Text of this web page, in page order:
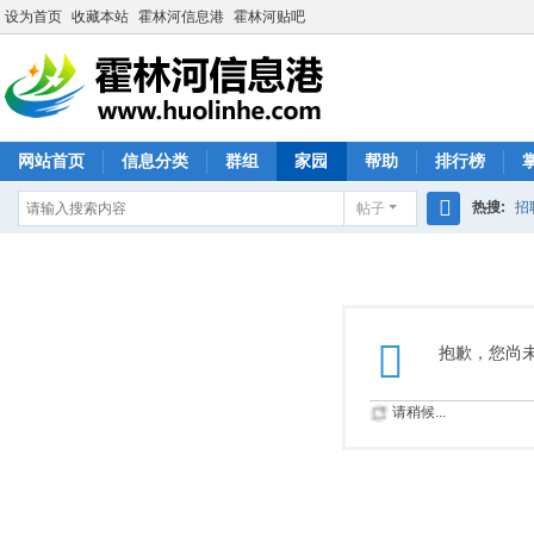
设为首页 收藏本站 霍林河信息港 霍林河贴吧
网站首页 信息分类 群组 家园 帮助 排行榜
帖子 热搜: 招
抱歉，您尚
请稍候...